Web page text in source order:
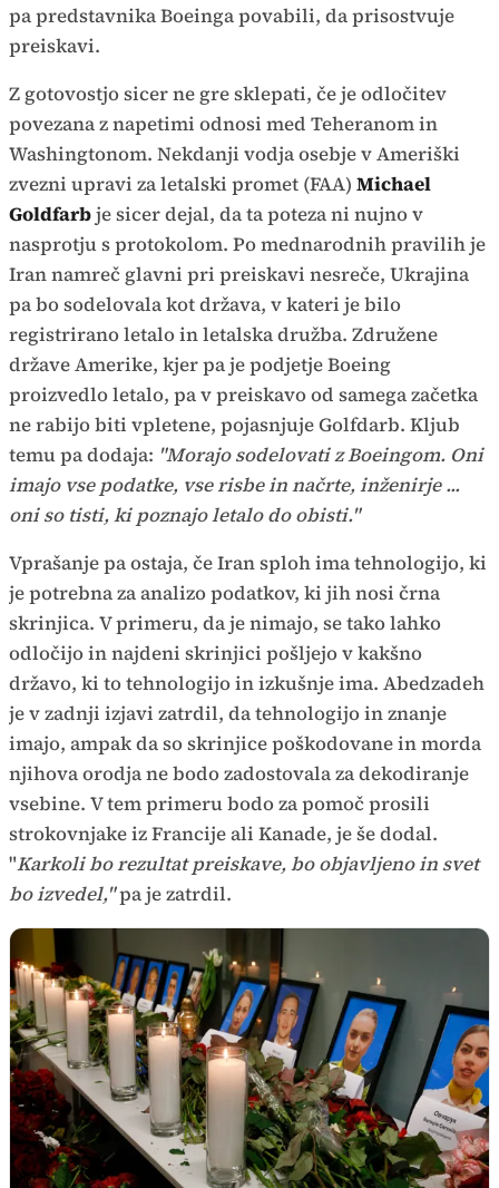
pa predstavnika Boeinga povabili, da prisostvuje
preiskavi.
Z gotovostjo sicer ne gre sklepati, če je odločitev
povezana z napetimi odnosi med Teheranom in
Washingtonom. Nekdanji vodja osebje v Ameriški
zvezni upravi za letalski promet (FAA) Michael
Goldfarbje sicer dejal, da ta poteza ni nujno v
nasprotju s protokolom. Po mednarodnih pravilih je
Iran namreč glavni pri preiskavi nesreče, Ukrajina
pa bo sodelovala kot država, v kateri je bilo
registrirano letalo in letalska družba. Združene
države Amerike, kjer pa je podjetje Boeing
proizvedlo letalo, pa v preiskavo od samega začetka
ne rabijo biti vpletene, pojasnjuje Golfdarb. Kljub
temu pa dodaja: "Morajo sodelovati z Boeingom. Oni
imajo vse podatke, vse risbe in načrte, inženirje ...
oni so tisti, ki poznajo letalo do obisti."
Vprašanje pa ostaja, če Iran sploh ima tehnologijo, ki
je potrebna za analizo podatkov, ki jih nosi črna
skrinjica. V primeru, da je nimajo, se tako lahko
odločijo in najdeni skrinjici pošljejo v kakšno
državo, ki to tehnologijo in izkušnje ima. Abedzadeh
je v zadnji izjavi zatrdil, da tehnologijo in znanje
imajo, ampak da so skrinjice poškodovane in morda
njihova orodja ne bodo zadostovala za dekodiranje
vsebine. V tem primeru bodo za pomoč prosili
strokovnjake iz Francije ali Kanade, je še dodal.
"Karkoli bo rezultat preiskave, bo objavljeno in svet
bo izvedel,"pa je zatrdil.